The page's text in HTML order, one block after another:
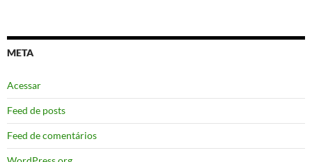
META
Acessar
Feed de posts
Feed de comentários